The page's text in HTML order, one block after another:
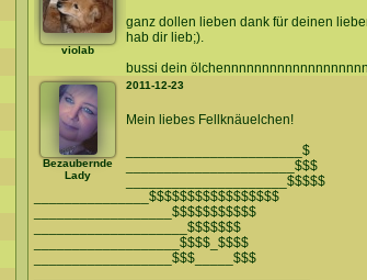
violab
ganz dollen lieben dank für deinen
hab dir lieb;).
bussi dein
Bezaubernde
Lady
2011-12-23
Mein liebes Fellknäuelchen!
_______________________$
______________________$$$
_____________________$$$$$
_______________$$$$$$$$$$$$$$$$$
__________________$$$$$$$$$$$
____________________$$$$$$$
___________________$$$$_$$$$
__________________$$$_____$$$